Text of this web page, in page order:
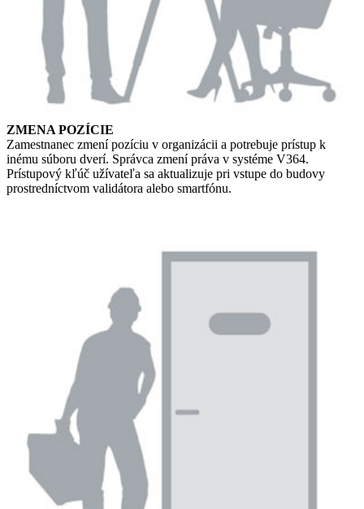
ZMENA POZÍCIE
Zamestnanec zmení pozíciu v organizácii a potrebuje prístup k
inému súboru dverí. Správca zmení práva v systéme V364.
Prístupový kľúč užívateľa sa aktualizuje pri vstupe do budovy
prostredníctvom validátora alebo smartfónu.